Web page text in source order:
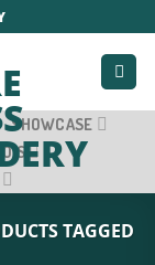
SHOWCASE
TAGGED